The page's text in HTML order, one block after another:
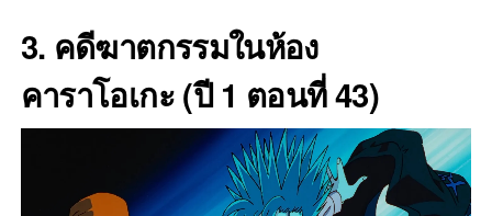
3. คดีฆาตกรรมในห้อง
คาราโอเกะ (ปี 1 ตอนที่ 43)